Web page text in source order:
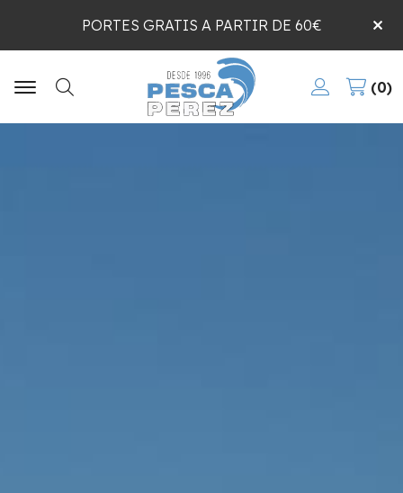
PORTES GRATIS A PARTIR DE 60€
Buscar
0